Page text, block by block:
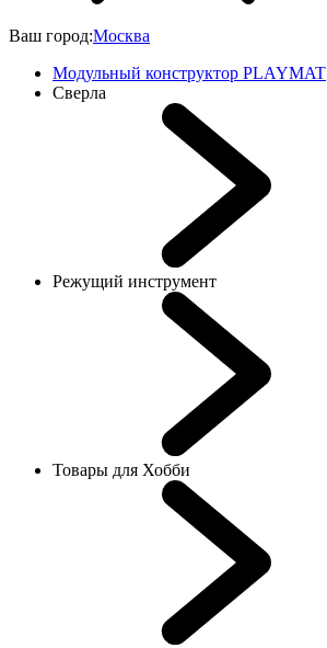
Ваш город:Москва
Модульный конструктор PLAYMAT
Сверла
Режущий инструмент
Товары для Хобби